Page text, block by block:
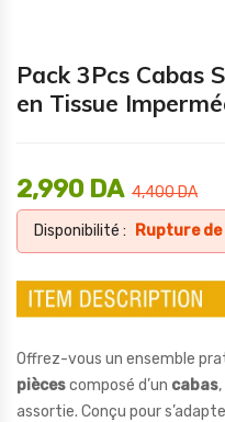
Pack 3Pcs Cabas
en Tissue
4,400DA
2,990 DA
Disponibilité : Rupture
Offrez-vous un ensemble
piècescomposé d’un cabas
assortie. Conçu pour